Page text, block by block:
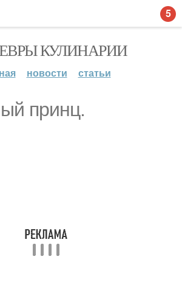
КУЛИНАРИИ
новости статьи
принц.
5